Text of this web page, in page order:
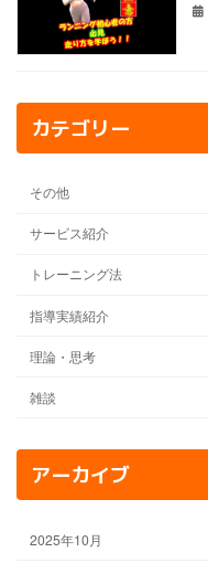
カテゴリー
その他
サービス紹介
トレーニング法
指導実績紹介
理論・思考
雑談
アーカイブ
2025年10月